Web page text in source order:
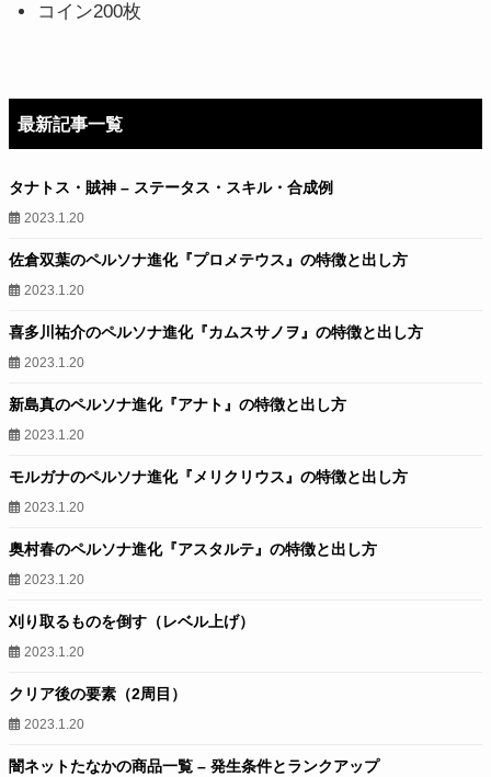
コイン200枚
最新記事一覧
タナトス・賊神 – ステータス・スキル・合成例
2023.1.20
佐倉双葉のペルソナ進化『プロメテウス』の特徴と出し方
2023.1.20
喜多川祐介のペルソナ進化『カムスサノヲ』の特徴と出し方
2023.1.20
新島真のペルソナ進化『アナト』の特徴と出し方
2023.1.20
モルガナのペルソナ進化『メリクリウス』の特徴と出し方
2023.1.20
奥村春のペルソナ進化『アスタルテ』の特徴と出し方
2023.1.20
刈り取るものを倒す（レベル上げ）
2023.1.20
クリア後の要素（2周目）
2023.1.20
闇ネットたなかの商品一覧 – 発生条件とランクアップ